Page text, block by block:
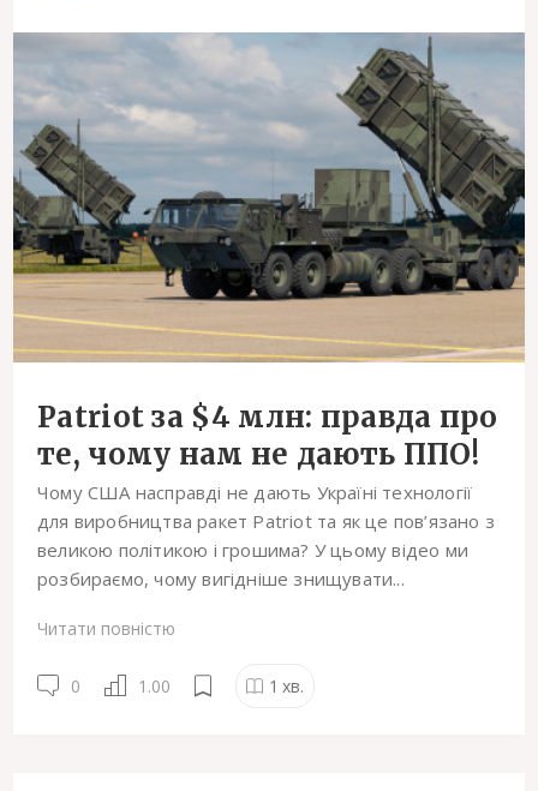
Patriot за $4 млн: правда про
те, чому нам не дають ППО!
Чому США насправді не дають Україні технології
для виробництва ракет Patriot та як це пов’язано з
великою політикою і грошима? У цьому відео ми
розбираємо, чому вигідніше знищувати...
Читати повністю
0 1.00 1 хв.